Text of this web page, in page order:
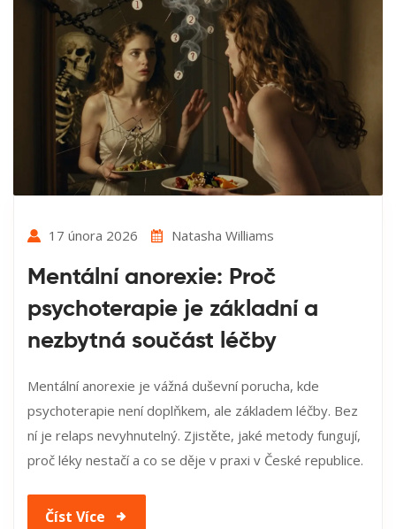
17 února 2026 Natasha Williams
Mentální anorexie: Proč
psychoterapie je základní a
nezbytná součást léčby
Mentální anorexie je vážná duševní porucha, kde
psychoterapie není doplňkem, ale základem léčby. Bez
ní je relaps nevyhnutelný. Zjistěte, jaké metody fungují,
proč léky nestačí a co se děje v praxi v České republice.
Číst Více